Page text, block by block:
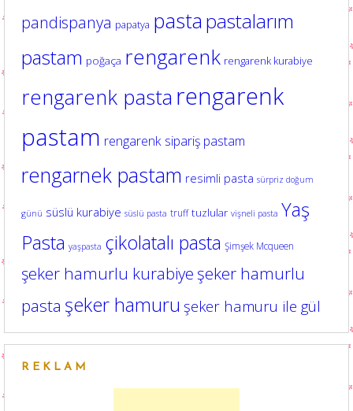
pandispanya papatya pasta pastalarım
pastam poğaça rengarenk rengarenk kurabiye
rengarenk pasta rengarenk
pastam rengarenk sipariş pastam
rengarnek pastam resimli pasta sürpriz doğum
günü süslü kurabiye süslü pasta truff tuzlular vişneli pasta Yaş
Pasta yaşpasta çikolatalı pasta Şimşek Mcqueen
şeker hamurlu kurabiye şeker hamurlu
pasta şeker hamuru şeker hamuru ile gül
REKLAM